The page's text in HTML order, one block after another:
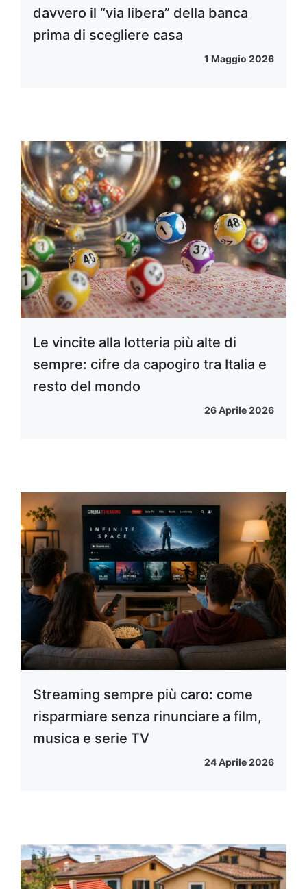
davvero il “via libera” della banca
prima di scegliere casa
1 Maggio 2026
Le vincite alla lotteria più alte di
sempre: cifre da capogiro tra Italia e
resto del mondo
26 Aprile 2026
Streaming sempre più caro: come
risparmiare senza rinunciare a film,
musica e serie TV
24 Aprile 2026